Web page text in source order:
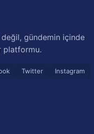
gündemin içinde
platformu.
Twitter
Instagram